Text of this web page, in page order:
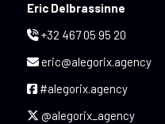
Eric Delbrassinne
+32 467 05 95 20
eric@alegorix.agency
#alegorix.agency
@alegorix_agency